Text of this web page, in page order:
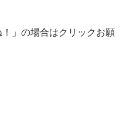
」の場合はクリックお願